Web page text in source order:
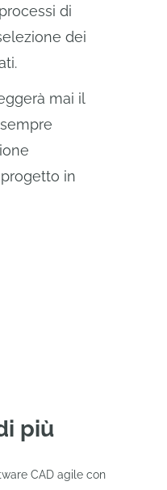
di
dei
mai il
in
più
CAD agile con